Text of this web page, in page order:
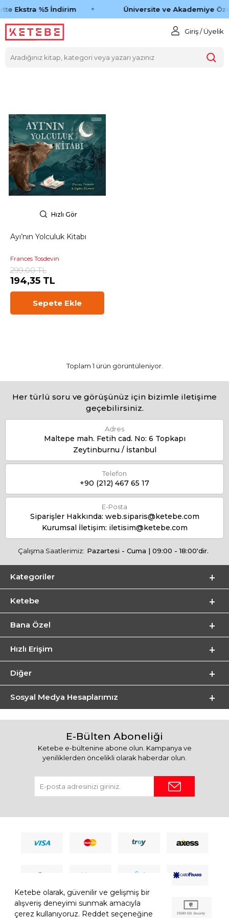
Ketebe olarak, güvenilir ve gelişmiş bir
alışveriş deneyimi sunmak amacıyla
çerez kullanıyoruz. Reddet seçeneğine
Ekstra %5 İndirim Üniversite ve Akademiye
Giriş / Üyelik
Hızlı Gör
Ayı’nın Yolculuk Kitabı
Frances Tosdevin
299,00 TL
194,35 TL
Sepete Ekle
Toplam 1 ürün görüntüleniyor.
Her türlü soru ve görüşünüz için bizimle iletişime
geçebilirsiniz.
Adres
Maltepe mah. Fetih cad. No: 6 Topkapı
Zeytinburnu / İstanbul
Telefon
+90 (212) 467 65 17
E-Posta
Siparişler Hakkında: web.siparis@ketebe.com
Kurumsal İletişim: iletisim@ketebe.com
Çalışma Saatlerimiz: Pazartesi - Cuma | 09:00 - 18:00'dir.
Kategoriler
Ketebe
Bana Özel
Hızlı Erişim
Diğer
Sosyal Medya Hesaplarımız
E-Bülten Aboneliği
Ketebe e-bültenine abone olun. Kampanya ve
yeniliklerden öncelikli olarak haberdar olun.